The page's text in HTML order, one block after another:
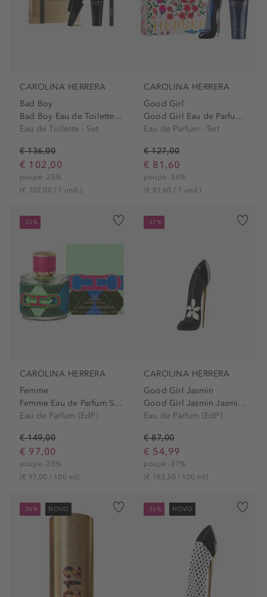
CAROLINA HERRERA
Bad Boy
Bad Boy Eau de Toilette...
Eau de Toilette - Set
€ 136,00
€ 102,00
poupe -25%
(€ 102,00 / 1 und.)
CAROLINA HERRERA
Good Girl
Good Girl Eau de Parfum...
Eau de Parfum - Set
€ 127,00
€ 81,60
poupe -36%
(€ 81,60 / 1 und.)
-35%
CAROLINA HERRERA
Femme
Femme Eau de Parfum Spray...
Eau de Parfum (EdP)
€ 149,00
€ 97,00
poupe -35%
(€ 97,00 / 100 ml)
-37%
CAROLINA HERRERA
Good Girl Jasmin
Good Girl Jasmin Jasmine...
Eau de Parfum (EdP)
€ 87,00
€ 54,99
poupe -37%
(€ 183,30 / 100 ml)
-36% NOVO -36% NOVO